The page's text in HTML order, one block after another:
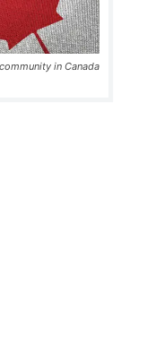
in Canada